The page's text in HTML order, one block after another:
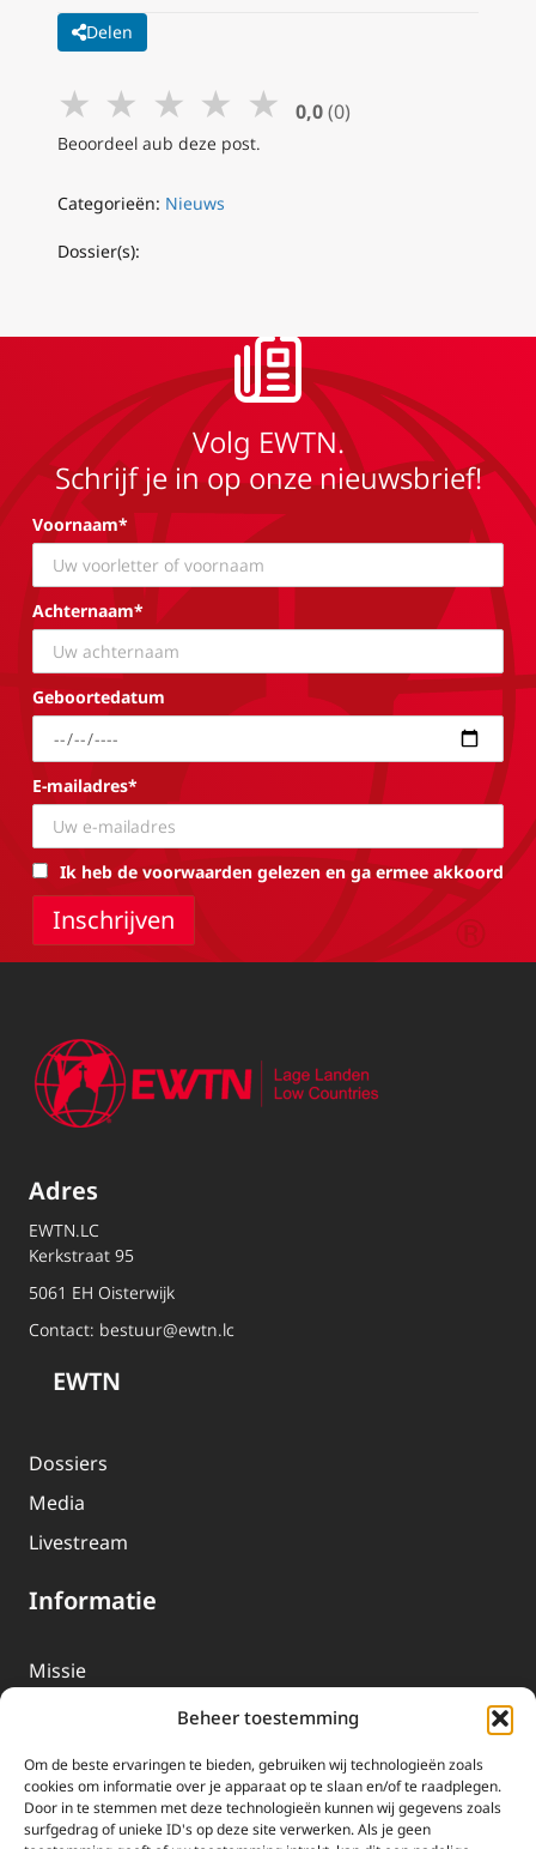
Beheer toestemming
Om de beste ervaringen te bieden, gebruiken wij technologieën zoals
cookies om informatie over je apparaat op te slaan en/of te raadplegen.
Door in te stemmen met deze technologieën kunnen wij gegevens zoals
surfgedrag of unieke ID's op deze site verwerken. Als je geen
Delen
★ ★ ★ ★ ★ 0,0 (0)
Beoordeel aub deze post.
Categorieën: Nieuws
Dossier(s):
Volg EWTN.
Schrijf je in op onze nieuwsbrief!
Voornaam*
Achternaam*
Geboortedatum
E-mailadres*
Ik heb de voorwaarden gelezen en ga ermee akkoord
Adres
EWTN.LC
Kerkstraat 95
5061 EH Oisterwijk
Contact: bestuur@ewtn.lc
EWTN
Dossiers
Media
Livestream
Informatie
Missie
EWTN-Team
Organisatiegegevens